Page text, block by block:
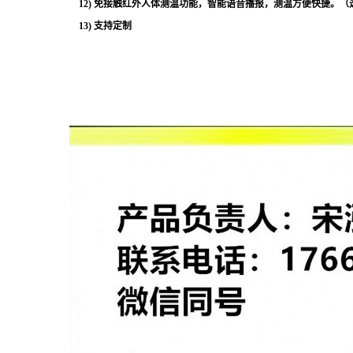
12) 免接触红外人体测温功能，智能语音播报，测温方便快捷。（
13) 支持定制